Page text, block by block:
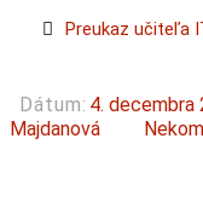
Preukaz učiteľa
Dátum: 4. decembra
Majdanová